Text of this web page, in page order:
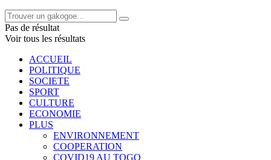
Pas de résultat
Voir tous les résultats
ACCUEIL
POLITIQUE
SOCIETE
SPORT
CULTURE
ECONOMIE
PLUS
ENVIRONNEMENT
COOPERATION
COVID19 AU TOGO